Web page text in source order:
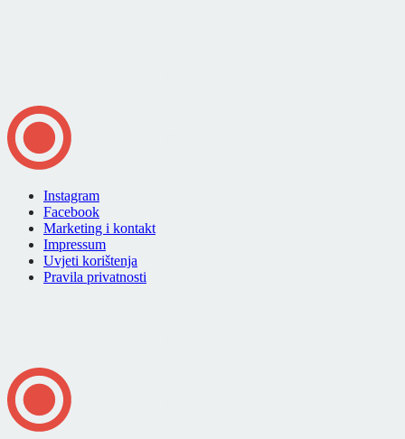
Instagram
Facebook
Marketing i kontakt
Impressum
Uvjeti korištenja
Pravila privatnosti